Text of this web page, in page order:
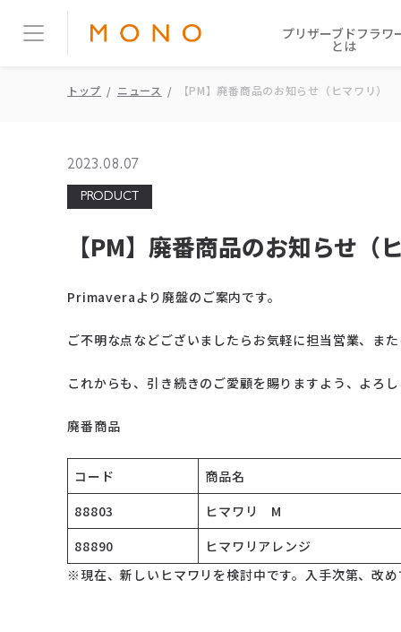
プリザーブドフラワ
とは
トップ ニュース 【PM】廃番商品のお知らせ（ヒマワリ）
2023.08.07
PRODUCT
【PM】廃番商品のお知らせ（
Primaveraより廃盤のご案内です。
ご不明な点などございましたらお気軽に担当営業、ま
これからも、引き続きのご愛顧を賜りますよう、よろ
廃番商品
コード
商品名
88803
ヒマワリ M
88890
ヒマワリアレンジ
※現在、新しいヒマワリを検討中です。入手次第、改